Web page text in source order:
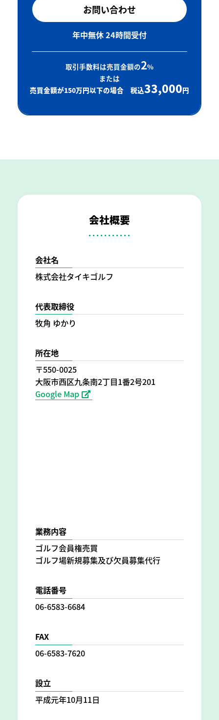
お問い合わせ
年中無休 24時間受付
取引手数料は売買金額の2%
または
売買金額が150万円以下の場合 税込33,000円
会社概要
会社名
株式会社タイキゴルフ
代表取締役
牧角 ゆかり
所在地
〒550-0025
大阪市西区九条南2丁目1番2号201
Google Map
業務内容
ゴルフ会員権売買
ゴルフ場新規募集及び欠員募集代行
電話番号
06-6583-6684
FAX
06-6583-7620
設立
平成元年10月11日